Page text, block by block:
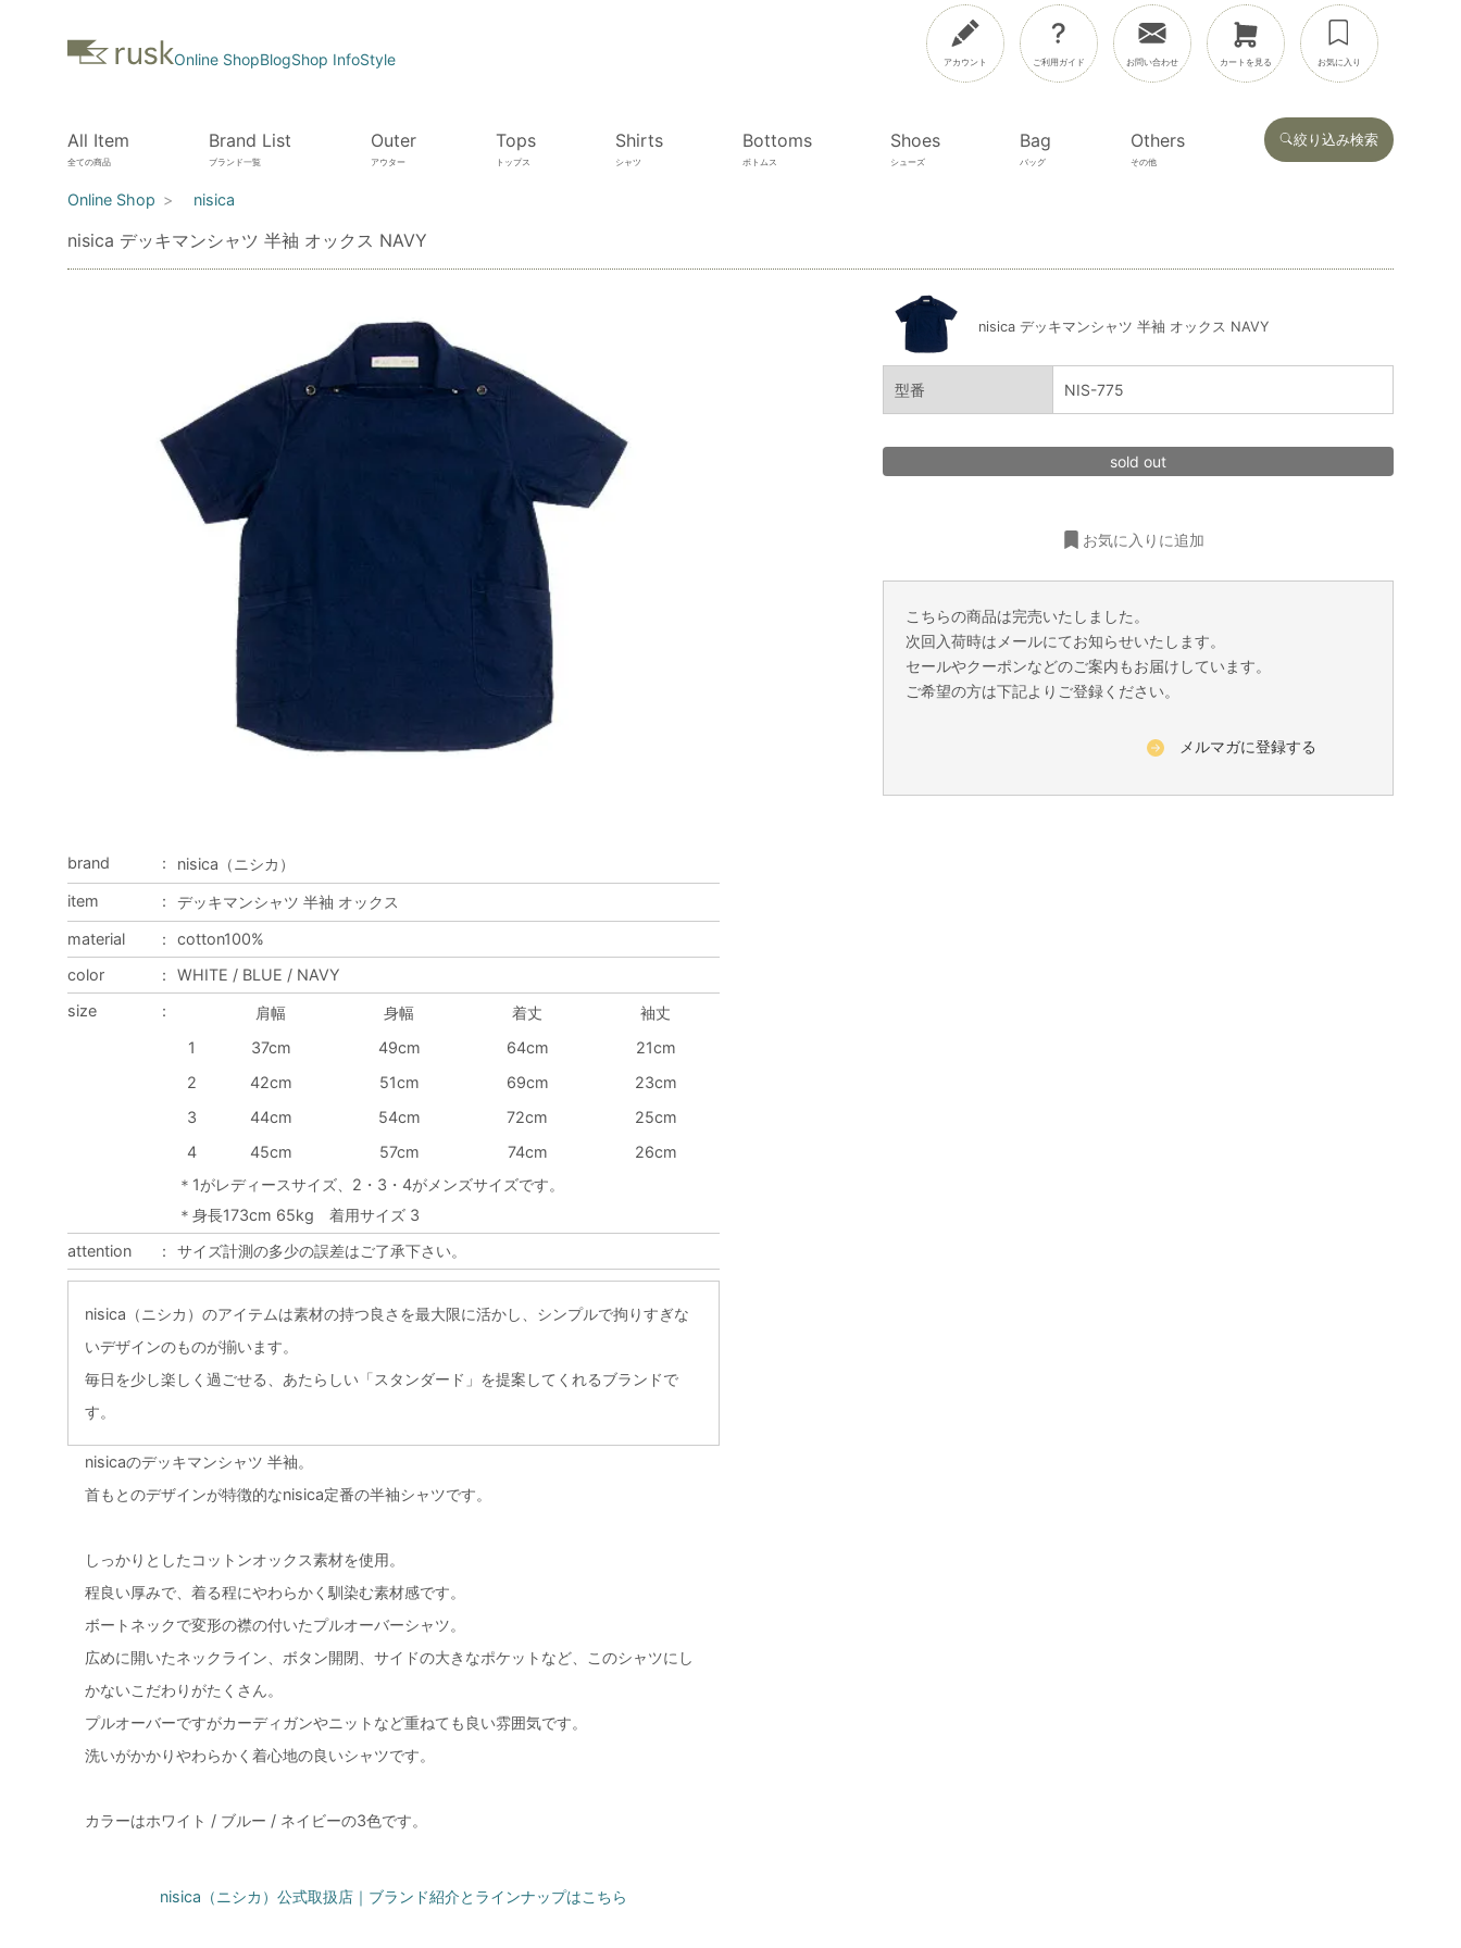
Online ShopBlogShop InfoStyle アカウント ご利用ガイド お問い合わせ カートを見る お気に入り
All Item
全ての商品
Brand List
ブランド一覧
Outer
アウター
Tops
トップス
Shirts
シャツ
Bottoms
ボトムス
Shoes
シューズ
Bag
バッグ
Others
その他
絞り込み検索
Online Shop nisica
nisica デッキマンシャツ 半袖 オックス NAVY
nisica デッキマンシャツ 半袖 オックス NAVY
型番 NIS-775
sold out
お気に入りに追加
こちらの商品は完売いたしました。
次回入荷時はメールにてお知らせいたします。
セールやクーポンなどのご案内もお届けしています。
ご希望の方は下記よりご登録ください。
メルマガに登録する
nisicaのデッキマンシャツ 半袖。
首もとのデザインが特徴的なnisica定番の半袖シャツです。
しっかりとしたコットンオックス素材を使用。
程良い厚みで、着る程にやわらかく馴染む素材感です。
ボートネックで変形の襟の付いたプルオーバーシャツ。
広めに開いたネックライン、ボタン開閉、サイドの大きなポケットなど、このシャツにし
かないこだわりがたくさん。
プルオーバーですがカーディガンやニットなど重ねても良い雰囲気です。
洗いがかかりやわらかく着心地の良いシャツです。
カラーはホワイト / ブルー / ネイビーの3色です。
nisica（ニシカ）公式取扱店｜ブランド紹介とラインナップはこちら
nisica（ニシカ）のアイテムは素材の持つ良さを最大限に活かし、シンプルで拘りすぎな
いデザインのものが揃います。
毎日を少し楽しく過ごせる、あたらしい「スタンダード」を提案してくれるブランドで
す。
brand ：
nisica（ニシカ）
item
：
デッキマンシャツ 半袖 オックス
material
：
cotton100%
color
：
WHITE / BLUE / NAVY
size
： 肩幅 身幅 着丈
袖丈
1
37cm 49cm 64cm
21cm
2
42cm 51cm 69cm
23cm
3
44cm 54cm 72cm
25cm
4
45cm 57cm 74cm
26cm
＊1がレディースサイズ、2・3・4がメンズサイズです。
＊身長173cm 65kg 着用サイズ 3
attention
： サイズ計測の多少の誤差はご了承下さい。